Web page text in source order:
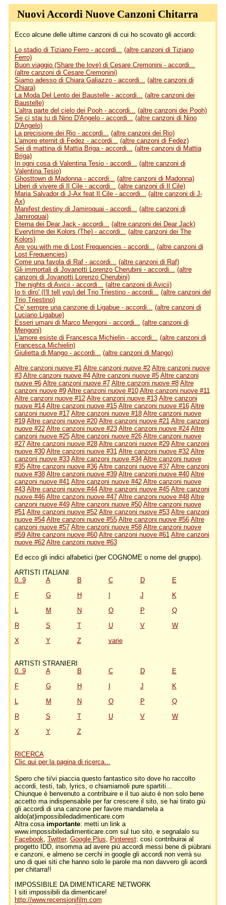
Nuovi Accordi Nuove Canzoni Chitarra
Ecco alcune delle ultime canzoni di cui ho scovato gli accordi:
Lo stadio di Tiziano Ferro - accordi... (altre canzoni di Tiziano
Ferro)
Buon viaggio (Share the love) di Cesare Cremonini - accordi...
(altre canzoni di Cesare Cremonini)
Siamo adesso di Chiara Galiazzo - accordi... (altre canzoni di
Chiara)
La Moda Del Lento dei Baustelle - accordi... (altre canzoni dei
Baustelle)
L'altra parte del cielo dei Pooh - accordi... (altre canzoni dei Pooh)
Se ci stai tu di Nino D'Angelo - accordi... (altre canzoni di Nino
D'Angelo)
La precisione dei Rio - accordi... (altre canzoni dei Rio)
L'amore eternit di Fedez - accordi... (altre canzoni di Fedez)
Sei di mattina di Mattia Briga - accordi... (altre canzoni di Mattia
Briga)
In ogni cosa di Valentina Tesio - accordi... (altre canzoni di
Valentina Tesio)
Ghosttown di Madonna - accordi... (altre canzoni di Madonna)
Liberi di vivere di Il Cile - accordi... (altre canzoni di Il Cile)
Maria Salvador di J-Ax feat Il Cile - accordi... (altre canzoni di J-
Ax)
Manifest destiny di Jamiroquai - accordi... (altre canzoni di
Jamiroquai)
Eterna dei Dear Jack - accordi... (altre canzoni dei Dear Jack)
Everytime dei Kolors (The) - accordi... (altre canzoni dei The
Kolors)
Are you with me di Lost Frequencies - accordi... (altre canzoni di
Lost Frequencies)
Come una favola di Raf - accordi... (altre canzoni di Raf)
Gli immortali di Jovanotti Lorenzo Cherubini - accordi... (altre
canzoni di Jovanotti Lorenzo Cherubini)
The nights di Avicii - accordi... (altre canzoni di Avicii)
Io ti diro' (I'll tell you) del Trio Triestino - accordi... (altre canzoni del
Trio Triestino)
C'e' sempre una canzone di Ligabue - accordi... (altre canzoni di
Luciano Ligabue)
Esseri umani di Marco Mengoni - accordi... (altre canzoni di
Mengoni)
L'amore esiste di Francesca Michielin - accordi... (altre canzoni di
Francesca Michielin)
Giulietta di Mango - accordi... (altre canzoni di Mango)
Altre canzoni nuove #1 Altre canzoni nuove #2 Altre canzoni nuove
#3 Altre canzoni nuove #4 Altre canzoni nuove #5 Altre canzoni
nuove #6 Altre canzoni nuove #7 Altre canzoni nuove #8 Altre
canzoni nuove #9 Altre canzoni nuove #10 Altre canzoni nuove #11
Altre canzoni nuove #12 Altre canzoni nuove #13 Altre canzoni
nuove #14 Altre canzoni nuove #15 Altre canzoni nuove #16 Altre
canzoni nuove #17 Altre canzoni nuove #18 Altre canzoni nuove
#19 Altre canzoni nuove #20 Altre canzoni nuove #21 Altre canzoni
nuove #22 Altre canzoni nuove #23 Altre canzoni nuove #24 Altre
canzoni nuove #25 Altre canzoni nuove #26 Altre canzoni nuove
#27 Altre canzoni nuove #28 Altre canzoni nuove #29 Altre canzoni
nuove #30 Altre canzoni nuove #31 Altre canzoni nuove #32 Altre
canzoni nuove #33 Altre canzoni nuove #34 Altre canzoni nuove
#35 Altre canzoni nuove #36 Altre canzoni nuove #37 Altre canzoni
nuove #38 Altre canzoni nuove #39 Altre canzoni nuove #40 Altre
canzoni nuove #41 Altre canzoni nuove #42 Altre canzoni nuove
#43 Altre canzoni nuove #44 Altre canzoni nuove #45 Altre canzoni
nuove #46 Altre canzoni nuove #47 Altre canzoni nuove #48 Altre
canzoni nuove #49 Altre canzoni nuove #50 Altre canzoni nuove
#51 Altre canzoni nuove #52 Altre canzoni nuove #53 Altre canzoni
nuove #54 Altre canzoni nuove #55 Altre canzoni nuove #56 Altre
canzoni nuove #57 Altre canzoni nuove #58 Altre canzoni nuove
#59 Altre canzoni nuove #60 Altre canzoni nuove #61 Altre canzoni
nuove #62 Altre canzoni nuove #63
Ed ecco gli indici alfabetici (per COGNOME o nome del gruppo).
ARTISTI ITALIANI
0..9
A B C D
E
F
G H J
K
L
M N O P
Q
R
S T U V
W
X
Y Z varie
ARTISTI STRANIERI
0..9
A B C D
E
F
G H J
K
L
M N O P
Q
R
S T U V
W
X
Y Z
RICERCA
Clic qui per la pagina di ricerca...
Spero che ti/vi piaccia questo fantastico sito dove ho raccolto
accordi, testi, tab, lyrics, o chiamiamoli pure spartiti...
Chiunque è benvenuto a contribuire e il tuo aiuto è non solo bene
accetto ma indispensabile per far crescere il sito, se hai tirato giù
gli accordi di una canzone per favore mandamela a
aldo(at)impossibiledadimenticare.com
Altra cosa importante: metti un link a
www.impossibiledadimenticare.com sul tuo sito, e segnalalo su
Facebook, Twitter, Google Plus, Pinterest: così contribuirai al
progetto IDD, insomma ad avere più accordi messi bene di piùbrani
e canzoni, e almeno se cerchi in google gli accordi non verrà su
uno di quei siti che hanno solo le parole ma non davvero gli acordi
per chitarra!!
IMPOSSIBILE DA DIMENTICARE NETWORK
I siti impossibili da dimenticare!
http://www.recensionifilm.com